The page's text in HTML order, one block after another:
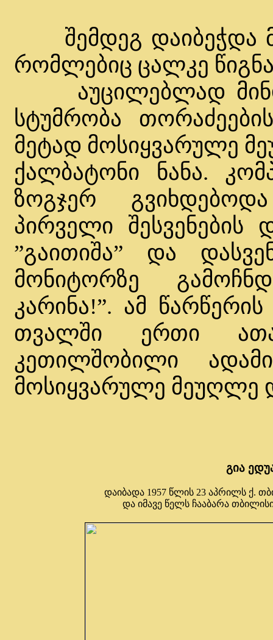
შემდეგ დაიბეჭდა
რომლებიც ცალკე
აუცილებლად
სტუმრობა
მეტად მოსიყვარულე
ქალბატონი ნანა.
ზოგჯერ გვიხდებოდა
პირველი შესვენების
”გაითიშა” და
მონიტორზე
კარინა!”. ამ
თვალში ერთი
კეთილშობილი
მოსიყვარულე მეუღლე
გია
დაიბადა 1957 წლის 23 აპრილს ქ.
და იმავე წელს ჩააბარა